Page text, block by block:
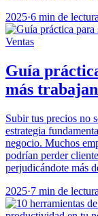
2025·6 min de lectura
Ventas
Guía
más
Subir tus precios no
estrategia
negocio. Muchos
podrían perder
perjudicándote más
2025·7 min de lectura